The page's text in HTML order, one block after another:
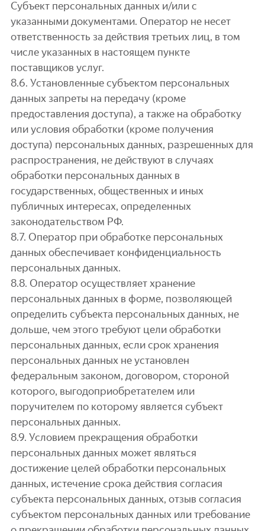
Субъект персональных данных и/или с
указанными документами. Оператор не несет
ответственность за действия третьих лиц, в том
числе указанных в настоящем пункте
поставщиков услуг.
8.6. Установленные субъектом персональных
данных запреты на передачу (кроме
предоставления доступа), а также на обработку
или условия обработки (кроме получения
доступа) персональных данных, разрешенных для
распространения, не действуют в случаях
обработки персональных данных в
государственных, общественных и иных
публичных интересах, определенных
законодательством РФ.
8.7. Оператор при обработке персональных
данных обеспечивает конфиденциальность
персональных данных.
8.8. Оператор осуществляет хранение
персональных данных в форме, позволяющей
определить субъекта персональных данных, не
дольше, чем этого требуют цели обработки
персональных данных, если срок хранения
персональных данных не установлен
федеральным законом, договором, стороной
которого, выгодоприобретателем или
поручителем по которому является субъект
персональных данных.
8.9. Условием прекращения обработки
персональных данных может являться
достижение целей обработки персональных
данных, истечение срока действия согласия
субъекта персональных данных, отзыв согласия
субъектом персональных данных или требование